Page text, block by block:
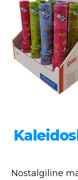
Nostalgiline